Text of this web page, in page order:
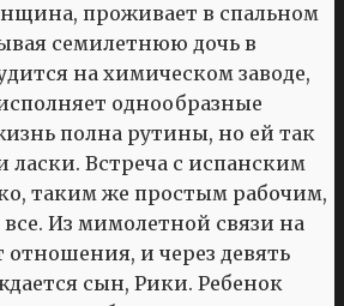
проживает в спальном
семилетнюю дочь в
на химическом заводе,
однообразные
полна рутины, но ей так
ласки. Встреча с испанским
таким же простым рабочим,
Из мимолетной связи на
отношения, и через девять
сын, Рики. Ребенок